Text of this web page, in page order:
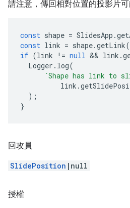
請注意，傳回相對位置的投影片可
const shape = SlidesApp .
const link = shape.getLink
if (link != null && link .
Logger . log(
`Shape has link to
link .
);
}
回攻員
SlidePosition |null
授權